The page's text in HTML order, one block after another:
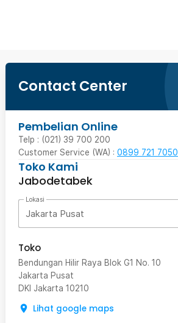
Contact Center
Pembelian Online
Telp : (021) 39 700 200
Customer Service (WA) : 0899 721 7050
Toko Kami
Jabodetabek
Lokasi
Jakarta Pusat
Toko
Bendungan Hilir Raya Blok G1 No. 10
Jakarta Pusat
DKI Jakarta 10210
Lihat google maps